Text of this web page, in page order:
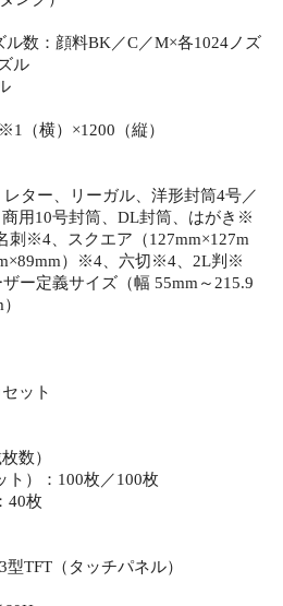
数：顔料BK／C／M×各1024ノズ
ル
（横）×1200（縦）
ター、リーガル、洋形封筒4号／
用10号封筒、DL封筒、はがき※
刺※4、スクエア（127mm×127m
）※4、六切※4、2L判※
ー定義サイズ（幅 55mm～215.9
ット
数）
ト）：100枚／100枚
40枚
TFT（タッチパネル）